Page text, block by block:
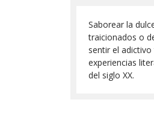
Saborear la
traicionados o
sentir el
experiencias
del siglo XX.